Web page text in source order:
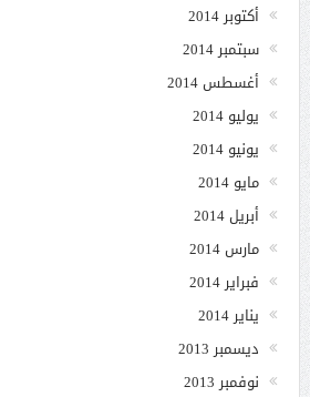
أكتوبر 2014
سبتمبر 2014
أغسطس 2014
يوليو 2014
يونيو 2014
مايو 2014
أبريل 2014
مارس 2014
فبراير 2014
يناير 2014
ديسمبر 2013
نوفمبر 2013